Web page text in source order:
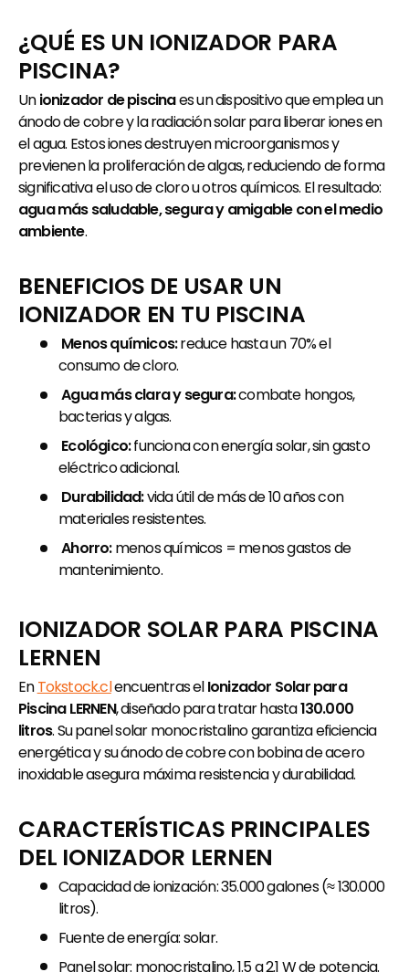
¿QUÉ ES UN IONIZADOR PARA
PISCINA?
Unionizador de piscinaes un dispositivo que emplea un
ánodo de cobre y la radiación solar para liberar iones en
el agua. Estos iones destruyen microorganismos y
previenen la proliferación de algas, reduciendo de forma
significativa el uso de cloro u otros químicos. El resultado:
agua más saludable, segura y amigable con el medio
ambiente.
BENEFICIOS DE USAR UN
IONIZADOR EN TU PISCINA
Menos químicos:reduce hasta un 70% el
consumo de cloro.
Agua más clara y segura:combate hongos,
bacterias y algas.
Ecológico:funciona con energía solar, sin gasto
eléctrico adicional.
Durabilidad:vida útil de más de 10 años con
materiales resistentes.
Ahorro:menos químicos = menos gastos de
mantenimiento.
IONIZADOR SOLAR PARA PISCINA
LERNEN
EnTokstock.clencuentras elIonizador Solar para
Piscina LERNEN, diseñado para tratar hasta130.000
litros. Su panel solar monocristalino garantiza eficiencia
energética y su ánodo de cobre con bobina de acero
inoxidable asegura máxima resistencia y durabilidad.
CARACTERÍSTICAS PRINCIPALES
DEL IONIZADOR LERNEN
Capacidad de ionización: 35.000 galones (≈ 130.000
litros).
Fuente de energía: solar.
Panel solar: monocristalino, 1.5 a 2.1 W de potencia.